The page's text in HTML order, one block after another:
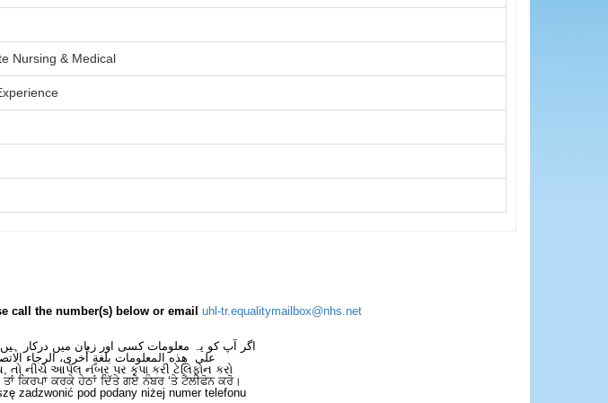
Nursing & Medical
call the number(s) below or email uhl-tr.equalitymailbox@nhs.net
اگر آپ کو یہ معلومات کسی اور زبان میں درکار
على هذه المعلومات بلغةٍ أُخرى، الرجاء
તો નીચે આપેલ નંબર પર કૃપા કરી ટેલિફોન કરો
ਕਿਰਪਾ ਕਰਕੇ ਹੇਠਾਂ ਦਿੱਤੇ ਗਏ ਨੰਬਰ ‘ਤੇ ਟੈਲੀਫੋਨ ਕਰੋ।
zadzwonić pod podany niżej numer telefonu